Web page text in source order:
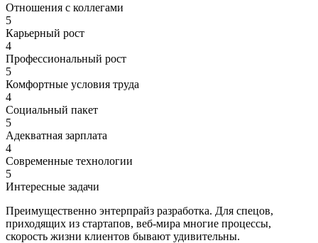
Отношения с коллегами
5
Карьерный рост
4
Профессиональный рост
5
Комфортные условия труда
4
Социальный пакет
5
Адекватная зарплата
4
Современные технологии
5
Интересные задачи
Преимущественно энтерпрайз разработка. Для спецов,
приходящих из стартапов, веб-мира многие процессы,
скорость жизни клиентов бывают удивительны.